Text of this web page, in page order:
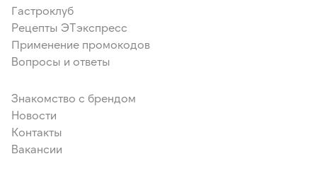
Гастроклуб
Рецепты ЭТэкспресс
Применение промокодов
Вопросы и ответы
Знакомство с брендом
Новости
Контакты
Вакансии